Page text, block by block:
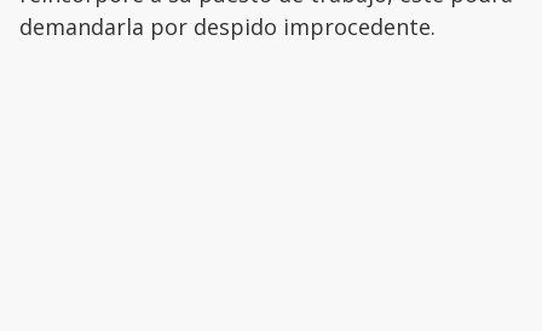
demandarla por despido improcedente.